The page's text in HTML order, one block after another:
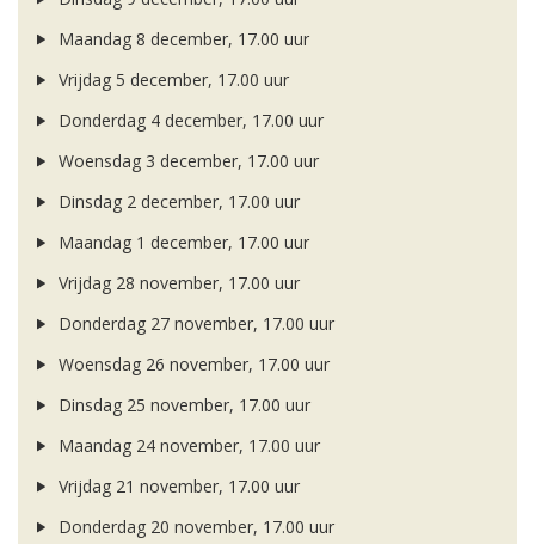
Maandag 8 december, 17.00 uur
Vrijdag 5 december, 17.00 uur
Donderdag 4 december, 17.00 uur
Woensdag 3 december, 17.00 uur
Dinsdag 2 december, 17.00 uur
Maandag 1 december, 17.00 uur
Vrijdag 28 november, 17.00 uur
Donderdag 27 november, 17.00 uur
Woensdag 26 november, 17.00 uur
Dinsdag 25 november, 17.00 uur
Maandag 24 november, 17.00 uur
Vrijdag 21 november, 17.00 uur
Donderdag 20 november, 17.00 uur